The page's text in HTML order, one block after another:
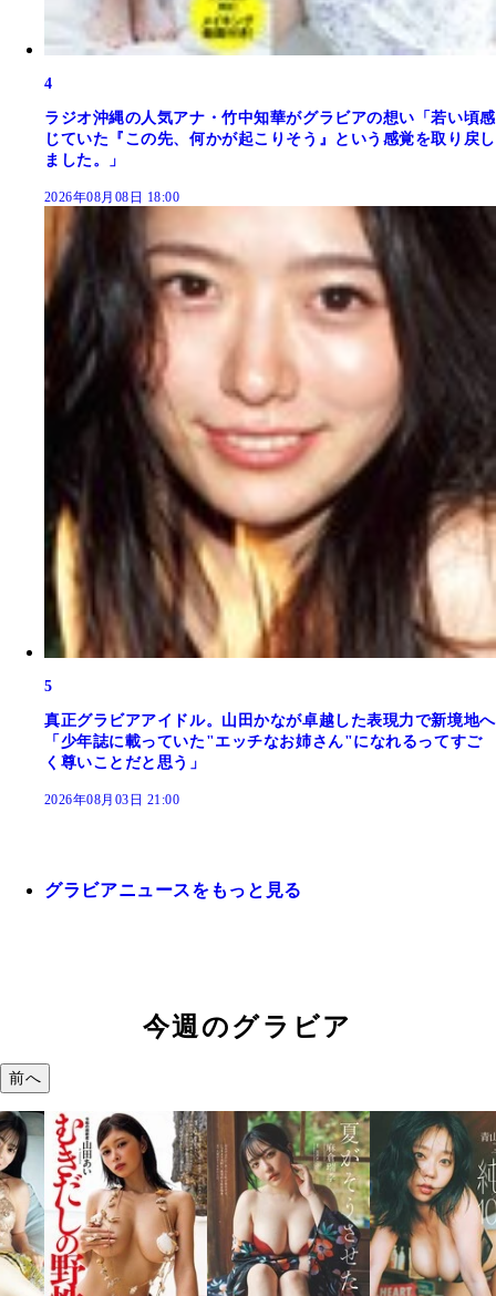
4
ラジオ沖縄の人気アナ・竹中知華がグラビアの想い「若い頃感
じていた『この先、何かが起こりそう』という感覚を取り戻し
ました。」
2026年08月08日 18:00
5
真正グラビアアイドル。山田かなが卓越した表現力で新境地へ
「少年誌に載っていた"エッチなお姉さん"になれるってすご
く尊いことだと思う」
2026年08月03日 21:00
グラビアニュースをもっと見る
今週のグラビア
前へ
溝端 葵『もう
つの、あおい